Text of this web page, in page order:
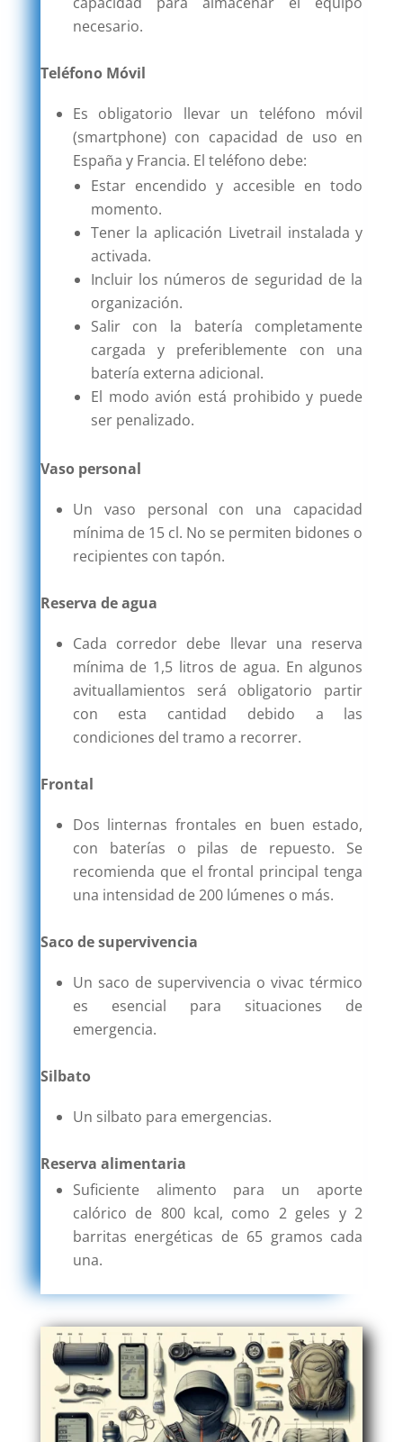
necesario.
Teléfono Móvil
Es obligatorio llevar un teléfono móvil
(smartphone) con capacidad de uso en
España y Francia. El teléfono debe:
Estar encendido y accesible en todo
momento.
Tener la aplicación Livetrail instalada y
activada.
Incluir los números de seguridad de la
organización.
Salir con la batería completamente
cargada y preferiblemente con una
batería externa adicional.
El modo avión está prohibido y puede
ser penalizado.
Vaso personal
Un vaso personal con una capacidad
mínima de 15 cl. No se permiten bidones o
recipientes con tapón.
Reserva de agua
Cada corredor debe llevar una reserva
mínima de 1,5 litros de agua. En algunos
avituallamientos será obligatorio partir
con esta cantidad debido a las
condiciones del tramo a recorrer.
Frontal
Dos linternas frontales en buen estado,
con baterías o pilas de repuesto. Se
recomienda que el frontal principal tenga
una intensidad de 200 lúmenes o más.
Saco de supervivencia
Un saco de supervivencia o vivac térmico
es esencial para situaciones de
emergencia.
Silbato
Un silbato para emergencias.
Reserva alimentaria
Suficiente alimento para un aporte
calórico de 800 kcal, como 2 geles y 2
barritas energéticas de 65 gramos cada
una.